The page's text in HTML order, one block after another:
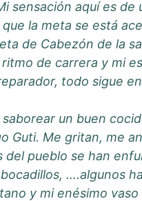
sensación aquí es
la meta se está
de Cabezón de la
de carrera y mi
todo sigue
un buen
Guti. Me gritan, me
pueblo se han
….algunos
y mi enésimo